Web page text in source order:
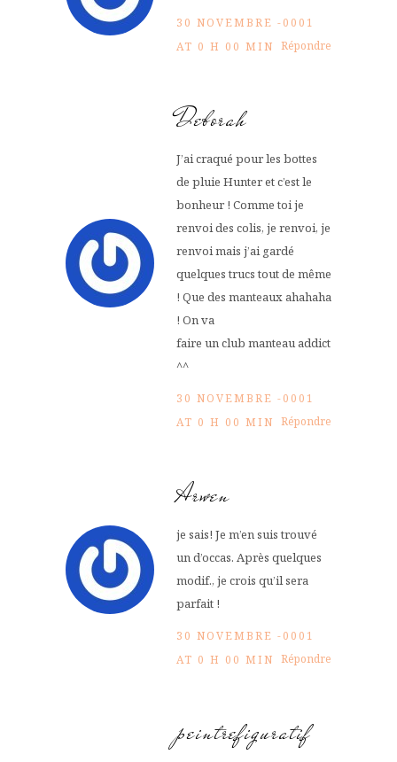
30 NOVEMBRE -0001
AT 0 H 00 MIN Répondre
Deborah
J’ai craqué pour les bottes
de pluie Hunter et c’est le
bonheur ! Comme toi je
renvoi des colis, je renvoi, je
renvoi mais j’ai gardé
quelques trucs tout de même
! Que des manteaux ahahaha
! On va
faire un club manteau addict
^^
30 NOVEMBRE -0001
AT 0 H 00 MIN Répondre
Arwen
je sais! Je m’en suis trouvé
un d’occas. Après quelques
modif., je crois qu’il sera
parfait !
30 NOVEMBRE -0001
AT 0 H 00 MIN Répondre
peintrefiguratif